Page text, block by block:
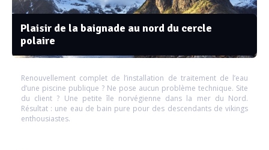
Plaisir de la baignade au nord du cercle
polaire
Renouvellement complet de l’installation de traitement de l’eau
d’une piscine publique ? Ne pose aucun problème technique. Site
du client ? Une petite île norvégienne dans la mer du Nord.
Résultat : une eau de bain pure pour des descendants de vikings
enthousiastes.